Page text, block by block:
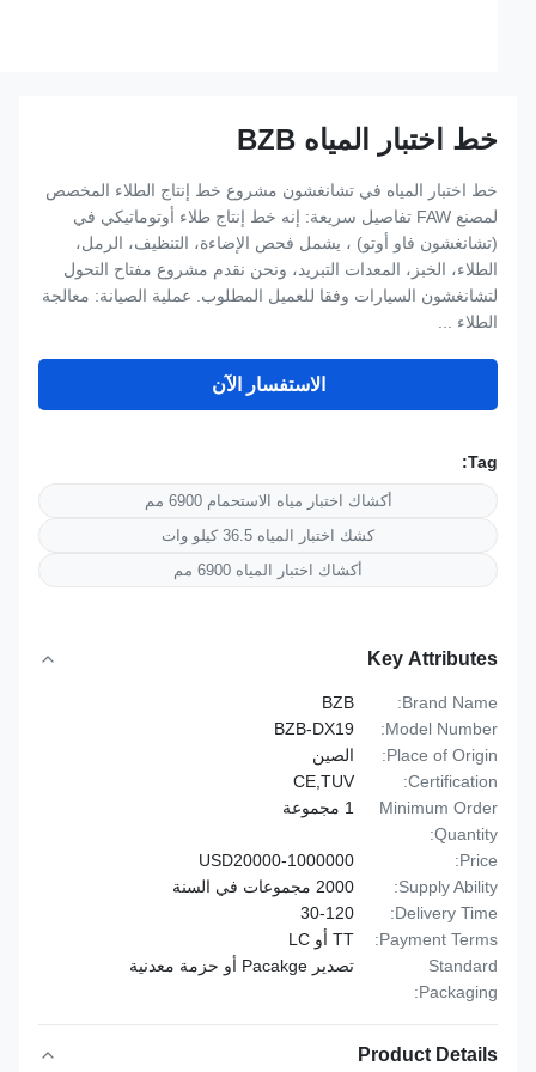
خط اختبار المياه BZB
خط اختبار المياه في تشانغشون مشروع خط إنتاج الطلاء المخصص
لمصنع FAW تفاصيل سريعة: إنه خط إنتاج طلاء أوتوماتيكي في
(تشانغشون فاو أوتو) ، يشمل فحص الإضاءة، التنظيف، الرمل،
الطلاء، الخبز، المعدات التبريد، ونحن نقدم مشروع مفتاح التحول
لتشانغشون السيارات وفقا للعميل المطلوب. عملية الصيانة: معالجة
الطلاء ...
الاستفسار الآن
أكشاك اختبار مياه الاستحمام 6900 مم
كشك اختبار المياه 36.5 كيلو وات
أكشاك اختبار المياه 6900 مم
Key Attributes
Brand Name:
Model Number:
BZB-DX19
Place of Origin:
الصين
Certification:
CE,TUV
Minimum Order
Quantity:
1 مجموعة
USD20000-1000000
Supply Ability:
Delivery Time:
30-120
Payment Terms:
TT أو LC
Standard
Packaging:
تصدير Pacakge أو حزمة معدنية
Product Details